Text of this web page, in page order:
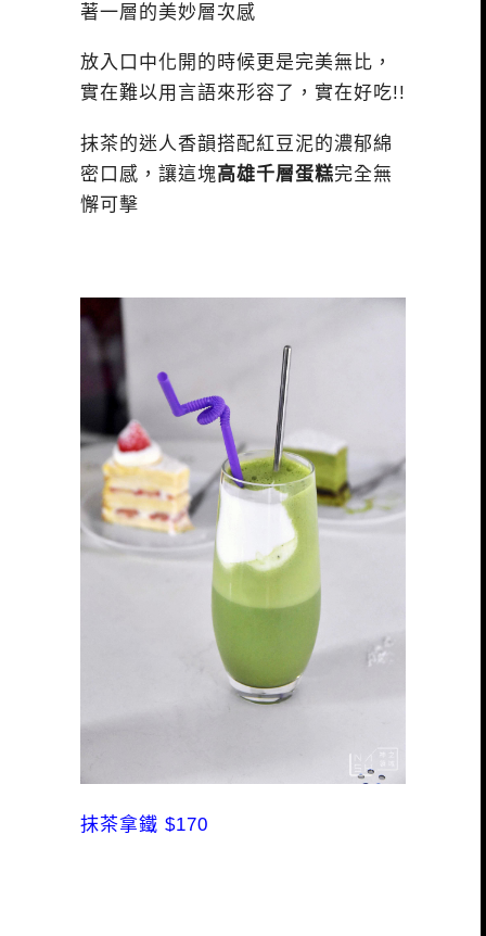
著一層的美妙層次感
放入口中化開的時候更是完美無比，
實在難以用言語來形容了，實在好吃!!
抹茶的迷人香韻搭配紅豆泥的濃郁綿
密口感，讓這塊高雄千層蛋糕完全無
懈可擊
抹茶拿鐵 $170